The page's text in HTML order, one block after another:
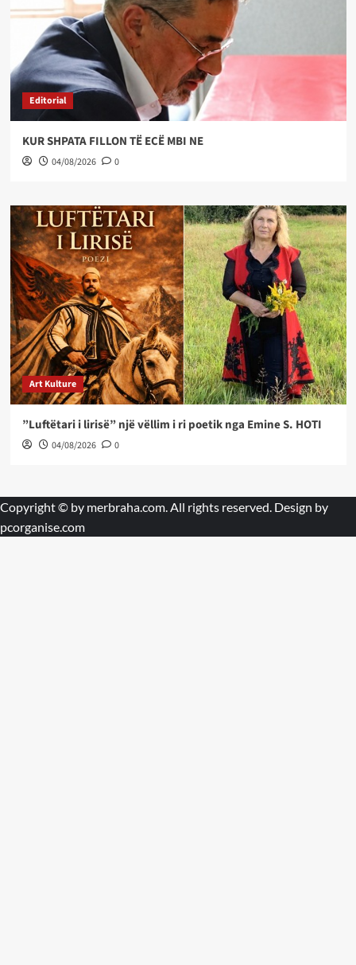
Editorial
KUR SHPATA FILLON TË ECË MBI NE
04/08/2026 0
Art Kulture
”Luftëtari i lirisë” një vëllim i ri poetik nga Emine S. HOTI
04/08/2026 0
Copyright © by merbraha.com . All rights reserved. Design by
pcorganise.com